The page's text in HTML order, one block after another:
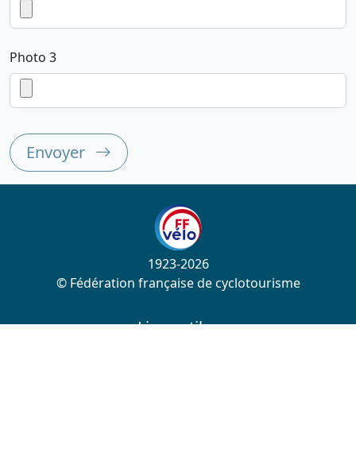
Photo 3
Envoyer
1923-2026
© Fédération française de cyclotourisme
Liens utiles